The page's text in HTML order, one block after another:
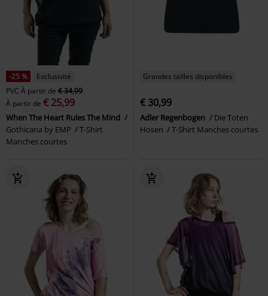
-25 %
Exclusivité
PVC À partir de € 34,99
À partir de € 25,99
When The Heart Rules The Mind
Gothicana by EMP
T-Shirt
Manches courtes
Grandes tailles disponibles
€ 30,99
Adler Regenbogen
Die Toten
Hosen
T-Shirt Manches courtes